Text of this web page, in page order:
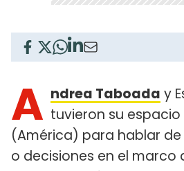
A ndrea Taboada y
tuvieron su espacio
(América) para hablar
o decisiones en el marco